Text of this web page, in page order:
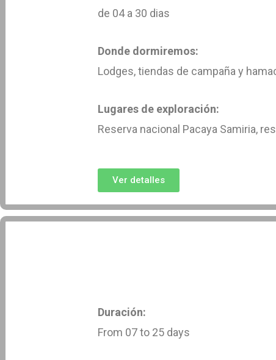
de 04 a 30 dias
Donde dormiremos:
Lodges, tiendas de campaña y
Lugares de exploración:
Reserva nacional Pacaya Samiria,
Ver detalles
Duración:
From 07 to 25 days